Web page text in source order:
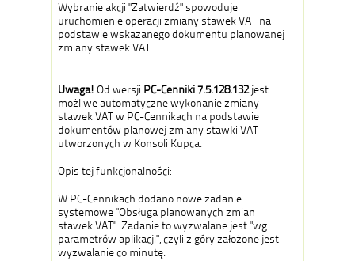
Wybranie akcji "Zatwierdź" spowoduje
uruchomienie operacji zmiany stawek VAT na
podstawie wskazanego dokumentu planowanej
zmiany stawek VAT.
Uwaga! Od wersji PC-Cenniki 7.5.128.132jest
możliwe automatyczne wykonanie zmiany
stawek VAT w PC-Cennikach na podstawie
dokumentów planowej zmiany stawki VAT
utworzonych w Konsoli Kupca.
Opis tej funkcjonalności:
W PC-Cennikach dodano nowe zadanie
systemowe "Obsługa planowanych zmian
stawek VAT". Zadanie to wyzwalane jest "wg
parametrów aplikacji", czyli z góry założone jest
wyzwalanie co minutę.